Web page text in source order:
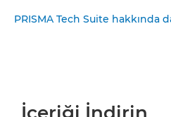
PRISMA Tech Suite hakkında